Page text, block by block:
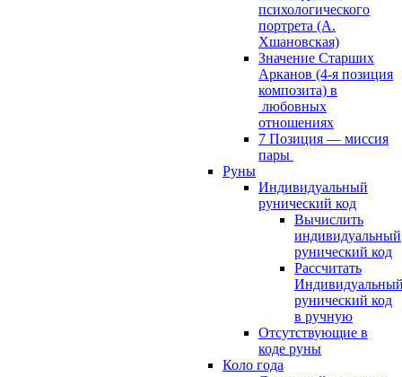
психологического
портрета (А.
Хшановская)
Значение Старших
Арканов (4-я позиция
композита) в
любовных
отношениях
7 Позиция — миссия
пары
Руны
Индивидуальный
рунический код
Вычислить
индивидуальный
рунический код
Рассчитать
рунический код
в ручную
Отсутствующие в
коде руны
Коло года